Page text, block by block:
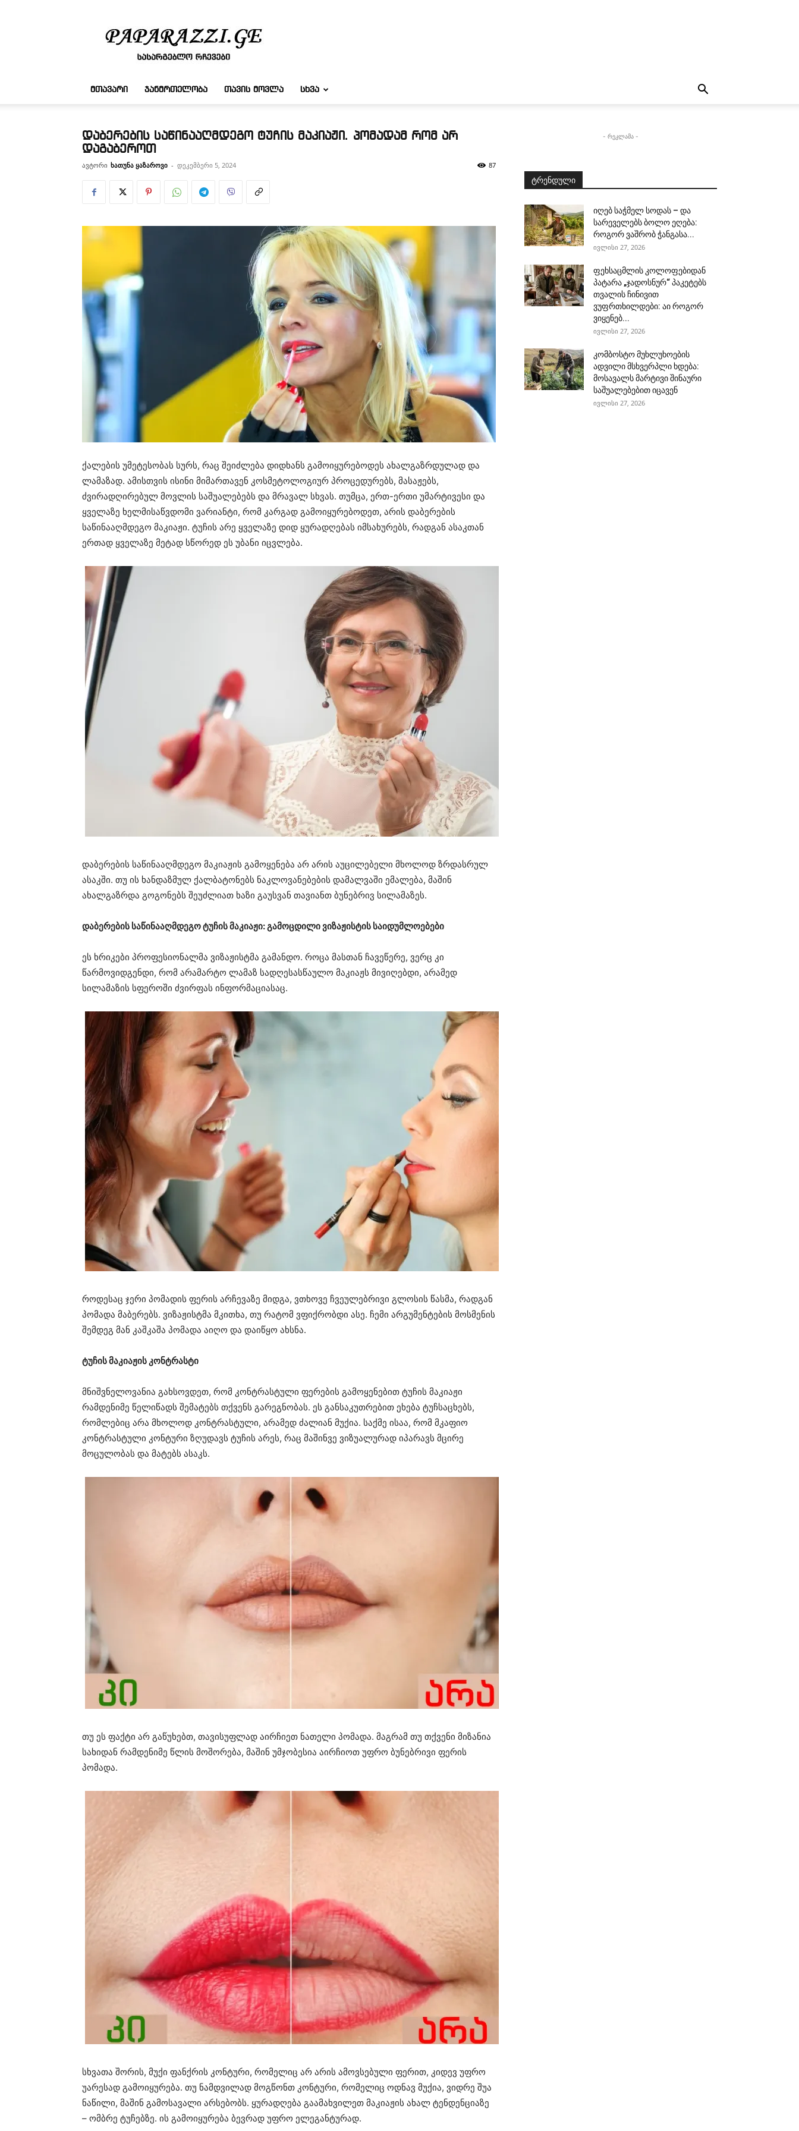
რჩევები
ᲛᲗᲐᲕᲐᲠᲘ ᲯᲐᲜᲛᲠᲗᲔᲚᲝᲑᲐ ᲗᲐᲕᲘᲡ ᲛᲝᲕᲚᲐ ᲡᲮᲕᲐ
დაბერების საწინააღმდეგო ტუჩის მაკიაჟი. პომადამ რომ არ
დაგაბეროთ
ავტორი ხათუნა ყაზაროვი - დეკემბერი 5, 2024 87
ქალების უმეტესობას სურს, რაც შეიძლება დიდხანს გამოიყურებოდეს ახალგაზრდულად და
ლამაზად. ამისთვის ისინი მიმართავენ კოსმეტოლოგიურ პროცედურებს, მასაჟებს,
ძვირადღირებულ მოვლის საშუალებებს და მრავალ სხვას. თუმცა, ერთ-ერთი უმარტივესი და
ყველაზე ხელმისაწვდომი ვარიანტი, რომ კარგად გამოიყურებოდეთ, არის დაბერების
საწინააღმდეგო მაკიაჟი. ტუჩის არე ყველაზე დიდ ყურადღებას იმსახურებს, რადგან ასაკთან
ერთად ყველაზე მეტად სწორედ ეს უბანი იცვლება.
დაბერების საწინააღმდეგო მაკიაჟის გამოყენება არ არის აუცილებელი მხოლოდ ზრდასრულ
ასაკში. თუ ის ხანდაზმულ ქალბატონებს ნაკლოვანებების დამალვაში ემალება, მაშინ
ახალგაზრდა გოგონებს შეუძლიათ ხაზი გაუსვან თავიანთ ბუნებრივ სილამაზეს.
დაბერების საწინააღმდეგო ტუჩის მაკიაჟი: გამოცდილი ვიზაჟისტის საიდუმლოებები
ეს ხრიკები პროფესიონალმა ვიზაჟისტმა გამანდო. როცა მასთან ჩავეწერე, ვერც კი
წარმოვიდგენდი, რომ არამარტო ლამაზ სადღესასწაულო მაკიაჟს მივიღებდი, არამედ
სილამაზის სფეროში ძვირფას ინფორმაციასაც.
როდესაც ჯერი პომადის ფერის არჩევაზე მიდგა, ვთხოვე ჩვეულებრივი გლოსის წასმა, რადგან
პომადა მაბერებს. ვიზაჟისტმა მკითხა, თუ რატომ ვფიქრობდი ასე. ჩემი არგუმენტების მოსმენის
შემდეგ მან კაშკაშა პომადა აიღო და დაიწყო ახსნა.
ტუჩის მაკიაჟის კონტრასტი
მნიშვნელოვანია გახსოვდეთ, რომ კონტრასტული ფერების გამოყენებით ტუჩის მაკიაჟი
რამდენიმე წელიწადს შემატებს თქვენს გარეგნობას. ეს განსაკუთრებით ეხება ტუჩსაცხებს,
რომლებიც არა მხოლოდ კონტრასტული, არამედ ძალიან მუქია. საქმე ისაა, რომ მკაფიო
კონტრასტული კონტური ზღუდავს ტუჩის არეს, რაც მაშინვე ვიზუალურად იპარავს მცირე
მოცულობას და მატებს ასაკს.
თუ ეს ფაქტი არ გაწუხებთ, თავისუფლად აირჩიეთ ნათელი პომადა. მაგრამ თუ თქვენი მიზანია
სახიდან რამდენიმე წლის მოშორება, მაშინ უმჯობესია აირჩიოთ უფრო ბუნებრივი ფერის
პომადა.
სხვათა შორის, მუქი ფანქრის კონტური, რომელიც არ არის ამოვსებული ფერით, კიდევ უფრო
უარესად გამოიყურება. თუ ნამდვილად მოგწონთ კონტური, რომელიც ოდნავ მუქია, ვიდრე შუა
ნაწილი, მაშინ გამოსავალი არსებობს. ყურადღება გაამახვილეთ მაკიაჟის ახალ ტენდენციაზე
– ომბრე ტუჩებზე. ის გამოიყურება ბევრად უფრო ელეგანტურად.
- რეკლამა -
ტრენდული
იღებ საჭმელ სოდას – და
სარეველებს ბოლო ეღება:
როგორ ვაშრობ ჭანგასა...
ივლისი 27, 2026
ფეხსაცმლის კოლოფებიდან
პატარა „ჯადოსნურ“ პაკეტებს
თვალის ჩინივით
ვუფრთხილდები: აი როგორ
ვიყენებ...
ივლისი 27, 2026
კომბოსტო მუხლუხოების
ადვილი მსხვერპლი ხდება:
მოსავალს მარტივი შინაური
საშუალებებით იცავენ
ივლისი 27, 2026